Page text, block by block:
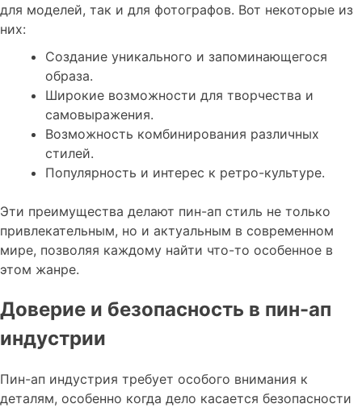
для моделей, так и для фотографов. Вот некоторые из
них:
Создание уникального и запоминающегося
образа.
Широкие возможности для творчества и
самовыражения.
Возможность комбинирования различных
стилей.
Популярность и интерес к ретро-культуре.
Эти преимущества делают пин-ап стиль не только
привлекательным, но и актуальным в современном
мире, позволяя каждому найти что-то особенное в
этом жанре.
Доверие и безопасность в пин-ап
индустрии
Пин-ап индустрия требует особого внимания к
деталям, особенно когда дело касается безопасности